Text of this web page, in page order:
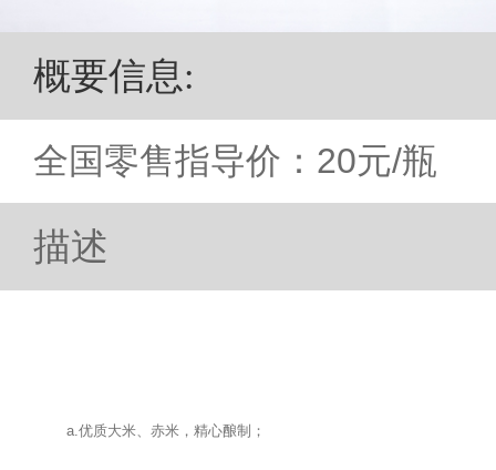
概要信息:
全国零售指导价：20元/瓶
描述
a.优质大米、赤米，精心酿制；